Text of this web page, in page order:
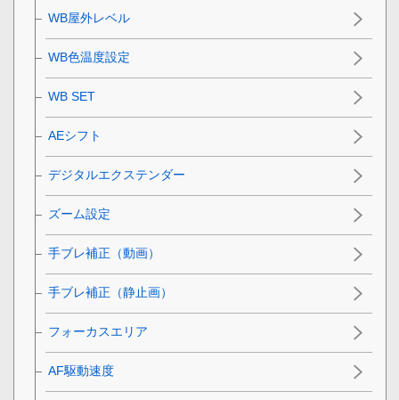
WB屋外レベル
WB色温度設定
WB SET
AEシフト
デジタルエクステンダー
ズーム設定
手ブレ補正（動画）
手ブレ補正（静止画）
フォーカスエリア
AF駆動速度